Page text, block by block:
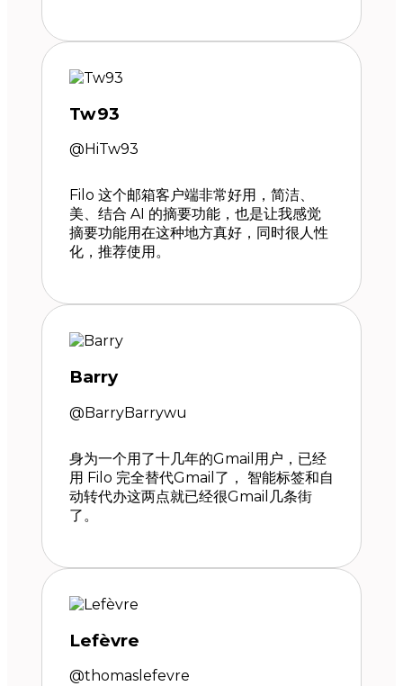
Tw93
@HiTw93
Filo 这个邮箱客户端非常好用，简洁、
美、结合 AI 的摘要功能，也是让我感觉
摘要功能用在这种地方真好，同时很人性
化，推荐使用。
Barry
@BarryBarrywu
身为一个用了十几年的Gmail用户，已经
用 Filo 完全替代Gmail了， 智能标签和自
动转代办这两点就已经很Gmail几条街
了。
Lefèvre
@thomaslefevre